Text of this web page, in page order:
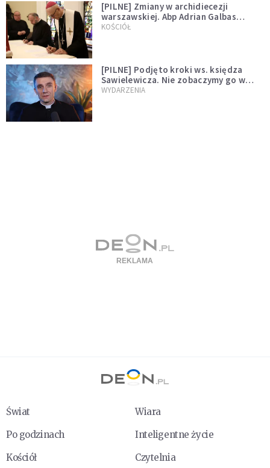
[PILNE] Zmiany w archidiecezji
warszawskiej. Abp Adrian Galbas
wręczył dekrety nowym proboszczom
KOŚCIÓŁ
[PILNE] Podjęto kroki ws. księdza
Sawielewicza. Nie zobaczymy go w
mediach
WYDARZENIA
Świat
Wiara
Po godzinach
Inteligentne życie
Kościół
Czytelnia